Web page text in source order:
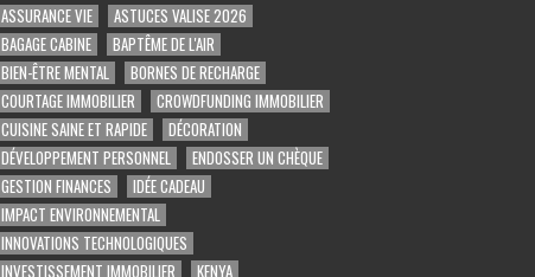
ASSURANCE VIE
ASTUCES VALISE 2026
BAGAGE CABINE
BAPTÊME DE L'AIR
BIEN-ÊTRE MENTAL
BORNES DE RECHARGE
COURTAGE IMMOBILIER
CROWDFUNDING IMMOBILIER
CUISINE SAINE ET RAPIDE
DÉCORATION
DÉVELOPPEMENT PERSONNEL
ENDOSSER UN CHÈQUE
GESTION FINANCES
IDÉE CADEAU
IMPACT ENVIRONNEMENTAL
INNOVATIONS TECHNOLOGIQUES
INVESTISSEMENT IMMOBILIER
KENYA